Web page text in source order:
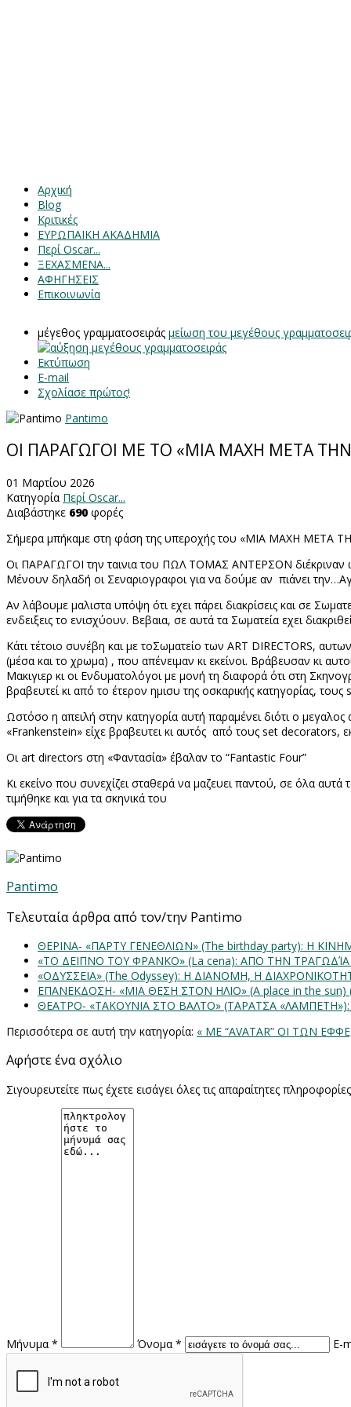
Αρχική
Blog
Κριτικές
ΕΥΡΩΠΑΙΚΗ ΑΚΑΔΗΜΙΑ
Περί Oscar...
ΞΕΧΑΣΜΕΝΑ...
ΑΦΗΓΗΣΕΙΣ
Επικοινωνία
μέγεθος γραμματοσειράς μείωση του μεγέθους
Εκτύπωση
E-mail
Σχολίασε πρώτος!
Pantimo
ΟΙ ΠΑΡΑΓΩΓΟΙ ΜΕ ΤΟ «ΜΙΑ ΜΑΧΗ ΜΕΤΑ ΤΗΝ
01 Μαρτίου 2026
Κατηγορία Περί Oscar...
Διαβάστηκε 690 φορές
Σήμερα μπήκαμε στη φάση της υπεροχής του «ΜΙΑ ΜΑΧΗ ΜΕΤΑ
Οι ΠΑΡΑΓΩΓΟΙ την ταινια του ΠΩΛ ΤΟΜΑΣ ΑΝΤΕΡΣΟΝ διέκριναν
Μένουν δηλαδή οι Σεναριογραφοι για να δούμε αν πιάνει
Αν λάβουμε μαλιστα υπόψη ότι εχει πάρει διακρίσεις και σε
ενδειξεις το ενισχύουν. Βεβαια, σε αυτά τα Σωματεία εχει
Κάτι τέτοιο συνέβη και με τοΣωματείο των ART DIRECTORS,
(μέσα και το χρωμα) , που απένειμαν κι εκείνοι. Βράβευσαν κι
Μακιγιερ κι οι Ενδυματολόγοι με μονή τη διαφορά ότι στη
βραβευτεί κι από το έτερον ημισυ της οσκαρικής κατηγορίας, τους
Ωστόσο η απειλή στην κατηγορία αυτή παραμένει διότι ο μεγαλος
«Frankenstein» είχε βραβευτει κι αυτός από τους set decorators,
Οιart directors στη «Φαντασία» έβαλαν το “Fantastic Four”
Κι εκείνο που συνεχίζει σταθερά να μαζευει παντού, σε όλα αυτά
τιμήθηκε και για τα σκηνικά του
Pantimo
Τελευταία άρθρα από τον/την Pantimo
ΘΕΡΙΝΑ- «ΠΑΡΤΥ ΓΕΝΕΘΛΙΩΝ» (The birthday party): H
«ΤΟ ΔΕΙΠΝΟ ΤΟΥ ΦΡΑΝΚΟ» (La cena): ΑΠΟ ΤΗΝ
«ΟΔΥΣΣΕΙΑ» (The Odyssey): Η ΔΙΑΝΟΜΗ, Η
ΕΠΑΝΕΚΔΟΣΗ- «ΜΙΑ ΘΕΣΗ ΣΤΟΝ ΗΛΙΟ» (Α place in the
ΘΕΑΤΡΟ- «ΤΑΚΟΥΝΙΑ ΣΤΟ ΒΑΛΤΟ» (ΤΑΡΑΤΣΑ
Περισσότερα σε αυτή την κατηγορία: « ME “AVATAR” ΟΙ ΤΩΝ
Αφήστε ένα σχόλιο
Σιγουρευτείτε πως έχετε εισάγει όλες τις απαραίτητες
Μήνυμα * Όνομα * E-